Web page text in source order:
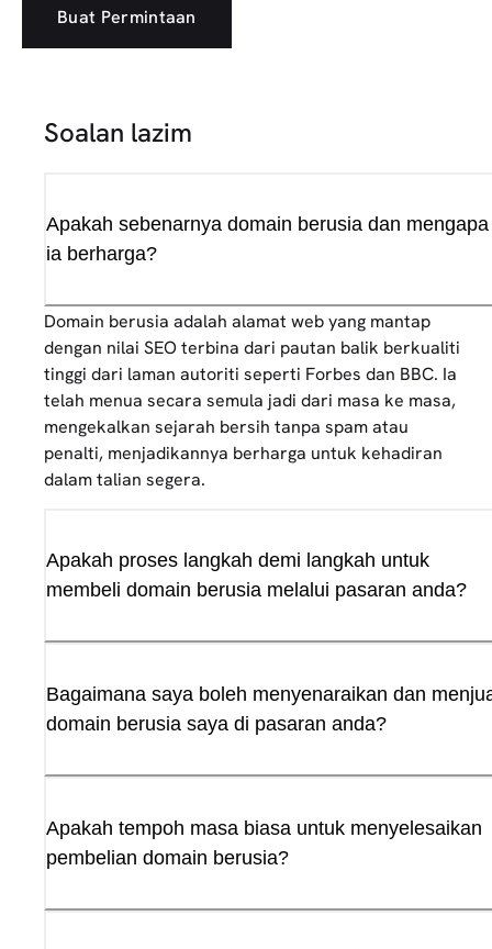
Buat Permintaan
Soalan lazim
Apakah sebenarnya domain berusia dan mengapa
ia berharga?
Domain berusia adalah alamat web yang mantap
dengan nilai SEO terbina dari pautan balik berkualiti
tinggi dari laman autoriti seperti Forbes dan BBC. Ia
telah menua secara semula jadi dari masa ke masa,
mengekalkan sejarah bersih tanpa spam atau
penalti, menjadikannya berharga untuk kehadiran
dalam talian segera.
Apakah proses langkah demi langkah untuk
membeli domain berusia melalui pasaran anda?
Bagaimana saya boleh menyenaraikan dan
domain berusia saya di pasaran anda?
Apakah tempoh masa biasa untuk menyelesaikan
pembelian domain berusia?